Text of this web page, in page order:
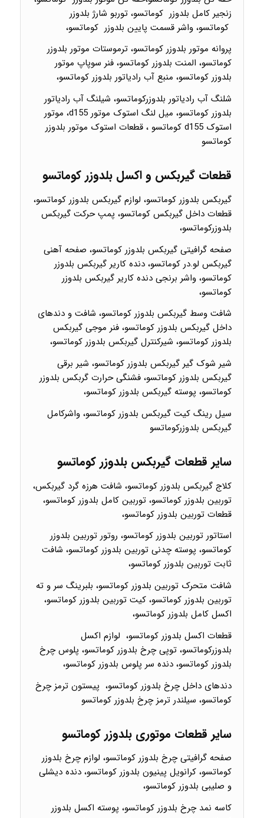
زنجیر کامل بلدوزر کوماتسو، توربو شارژ بلدوزر
کوماتسو، واشر قسمت پایین بلدوزر کوماتسو،
پروانه موتور بلدوزر کوماتسو، ترموستات موتور بلدوزر
کوماتسو، المنت بلدوزر کوماتسو، فنر سوپاپ موتور
بلدوزر کوماتسو، منبع آب رادیاتور بلدوزر کوماتسو،
شلنگ آب رادیاتور بلدوزرکوماتسو، شیلنگ آب رادیاتور
بلدوزر کوماتسو، میل لنگ استوک موتور d155، موتور
استوک d155 کوماتسو ، قطعات استوک موتور بلدوزر
کوماتسو
قطعات گیربکس و اکسل بلدوزر کوماتسو
گیربکس بلدوزر کوماتسو، لوازم گیربکس بلدوزر کوماتسو،
قطعات داخل گیربکس کوماتسو، پمپ حرکت گیربکس
بلدوزرکوماتسو،
صفحه گرافیتی گیربکس بلدوزر کوماتسو، صفحه آهنی
گیربکس لو.در کوماتسو، دنده کاریر گیربکس بلدوزر
کوماتسو، واشر برنجی دنده کاریر گیربکس بلدوزر
کوماتسو،
شافت وسط گیربکس بلدوزر کوماتسو، شافت و دندهای
داخل گیربکس بلدوزر کوماتسو، فنر موجی گیربکس
بلدوزر کوماتسو، شیرکنترل گیربکس بلدوزر کوماتسو،
شیر شوک گیر گیربکس بلدوزر کوماتسو، شیر برقی
گیربکس بلدوزر کوماتسو، فشنگی حرارت گربکس بلدوزر
کوماتسو، پوسته گیربکس بلدوزر کوماتسو،
سیل رینگ کیت گیربکس بلدوزر کوماتسو، واشرکامل
گیربکس بلدوزرکوماتسو
سایر قطعات گیربکس بلدوزر کوماتسو
کلاج گیربکس بلدوزر کوماتسو، شافت هرزه گرد گیربکس،
توربین بلدوزر کوماتسو، توربین کامل بلدوزر کوماتسو،
قطعات توربین بلدوزر کوماتسو،
استاتور توربین بلدوزر کوماتسو، روتور توربین بلدوزر
کوماتسو، پوسته چدنی توربین بلدوزر کوماتسو، شافت
ثابت توربین بلدوزر کوماتسو،
شافت متحرک توربین بلدوزر کوماتسو، بلبرینگ سر و ته
توربین بلدوزر کوماتسو، کیت توربین بلدوزر کوماتسو،
اکسل کامل بلدوزر کوماتسو،
قطعات اکسل بلدوزر کوماتسو، لوازم اکسل
بلدوزرکوماتسو، توپی چرخ بلدوزر کوماتسو، پلوس چرخ
بلدوزر کوماتسو، دنده سر پلوس بلدوزر کوماتسو،
دندهای داخل چرخ بلدوزر کوماتسو، پیستون ترمز چرخ
کوماتسو، سیلندر ترمز چرخ بلدوزر کوماتسو
سایر قطعات موتوری بلدوزر کوماتسو
صفحه گرافیتی چرخ بلدوزر کوماتسو، لوازم چرخ بلدوزر
کوماتسو، کرانویل پینیون بلدوزر کوماتسو، دنده دیشلی
و صلیبی بلدوزر کوماتسو،
کاسه نمد چرخ بلدوزر کوماتسو، پوسته اکسل بلدوزر